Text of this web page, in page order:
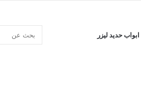
ابواب حديد ليزر